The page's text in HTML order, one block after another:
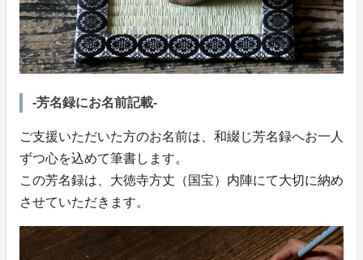
-芳名録にお名前記載-
ご支援いただいた方のお名前は、和綴じ芳名録へお一人
ずつ心を込めて筆書します。
この芳名録は、大徳寺方丈（国宝）内陣にて大切に納め
させていただきます。